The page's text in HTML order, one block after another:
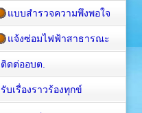
แบบสำรวจความพึงพอใจ
แจ้งซ่อมไฟฟ้าสาธารณะ
ติดต่ออบต.
รับเรื่องราวร้องทุกข์